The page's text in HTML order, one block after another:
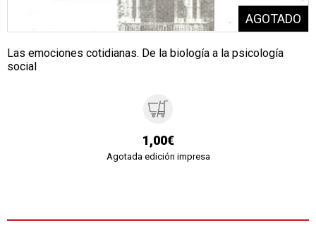
Las emociones cotidianas. De la biología a la psicología
social
1,00€
Agotada edición impresa